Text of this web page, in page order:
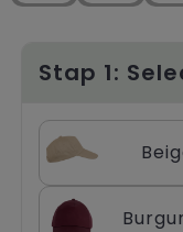
Tassen voor
Trolleys
Stap 1: